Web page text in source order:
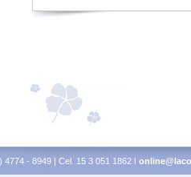
4774 - 8949 | Cel. 15 3 051 1862 l